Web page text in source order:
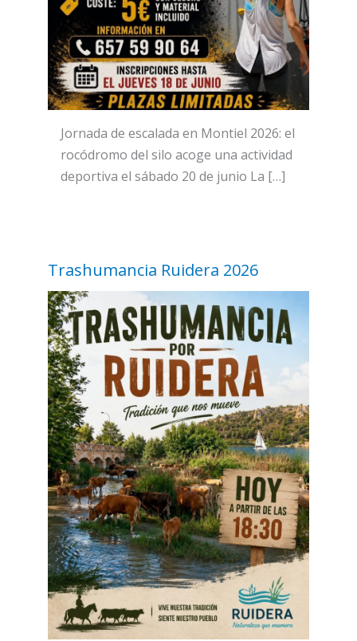
Jornada de escalada en Montiel 2026: el
rocódromo del silo acoge una actividad
deportiva el sábado 20 de junio La […]
Trashumancia Ruidera 2026